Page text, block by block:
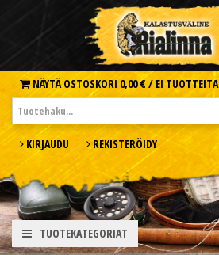
NÄYTÄ OSTOSKORI 0,00 € / EI TUOTTEITA
KIRJAUDU REKISTERÖIDY
TUOTEKATEGORIAT